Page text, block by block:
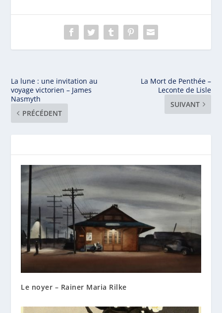
La lune : une invitation au
voyage victorien – James
Nasmyth
PRÉCÉDENT
La Mort de Penthée –
Leconte de Lisle
SUIVANT
Le noyer – Rainer Maria Rilke